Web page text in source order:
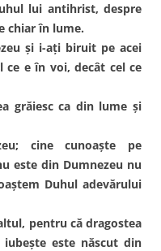
lui antihrist, despre
chiar în lume.
şi i-aţi biruit pe acei
ce e în voi, decât cel ce
grăiesc ca din lume şi
cine cunoaşte pe
este din Dumnezeu nu
Duhul adevărului
pentru că dragostea
este născut din